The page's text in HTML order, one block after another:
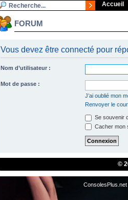
Accueil
FORUM
Vous devez être connecté pour
Nom d’utilisateur :
Mot de passe :
J’ai oublié mon
Renvoyer le
Se souvenir
Cacher mon
©
ConsolesPlus.net